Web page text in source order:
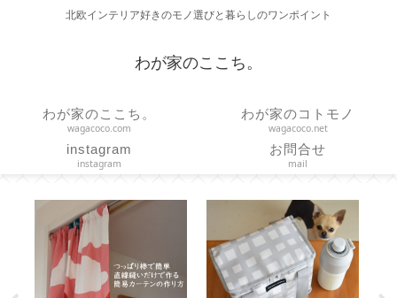
北欧インテリア好きのモノ選びと暮らしのワンポイント
わが家のここち。
わが家のここち。
wagacoco.com
わが家のコトモノ
wagacoco.net
instagram
instagram
お問合せ
mail